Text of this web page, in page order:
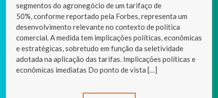
segmentos do agronegócio de um tarifaço de
50%, conforme reportado pela Forbes, representa um
desenvolvimento relevante no contexto de política
comercial. A medida tem implicações políticas, econômicas
e estratégicas, sobretudo em função da seletividade
adotada na aplicação das tarifas. Implicações políticas e
econômicas imediatas Do ponto de vista […]